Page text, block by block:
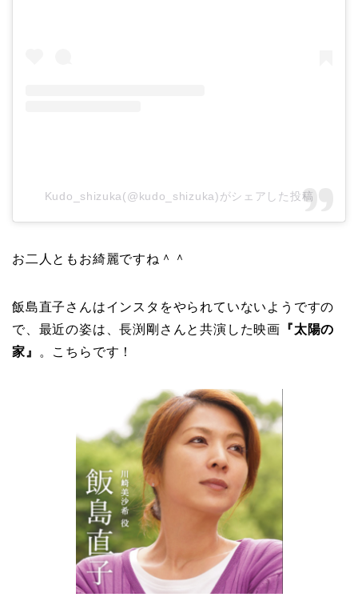
Kudo_shizuka(@kudo_shizuka)がシェアした投稿
お二人ともお綺麗ですね＾＾
飯島直子さんはインスタをやられていないようですの
で、最近の姿は、長渕剛さんと共演した映画 『太陽の
家』
。こちらです！